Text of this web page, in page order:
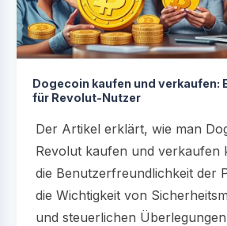
Dogecoin kaufen und verkaufen:
für Revolut-Nutzer
Der Artikel erklärt, wie man
Revolut kaufen und verkaufen
die Benutzerfreundlichkeit der
die Wichtigkeit von
und steuerlichen